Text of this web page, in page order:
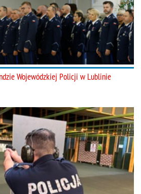
Wojewódzkiej Policji w Lublinie